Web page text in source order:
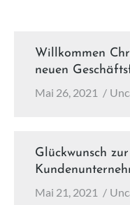
Willkommen
neuen
Mai 26, 2021
Glückwunsch
Mai 21, 2021